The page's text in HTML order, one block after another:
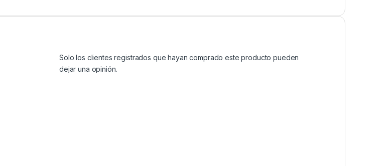
Solo los clientes registrados que hayan comprado este producto pueden
dejar una opinión.